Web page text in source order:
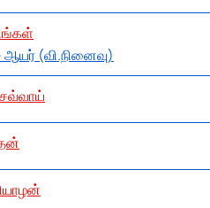
ஆயர் (வி.நினைவு)